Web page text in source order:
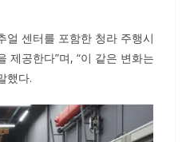
얼 센터를 포함한 청라 주행시
제공한다”며, “이 같은 변화는
했다.